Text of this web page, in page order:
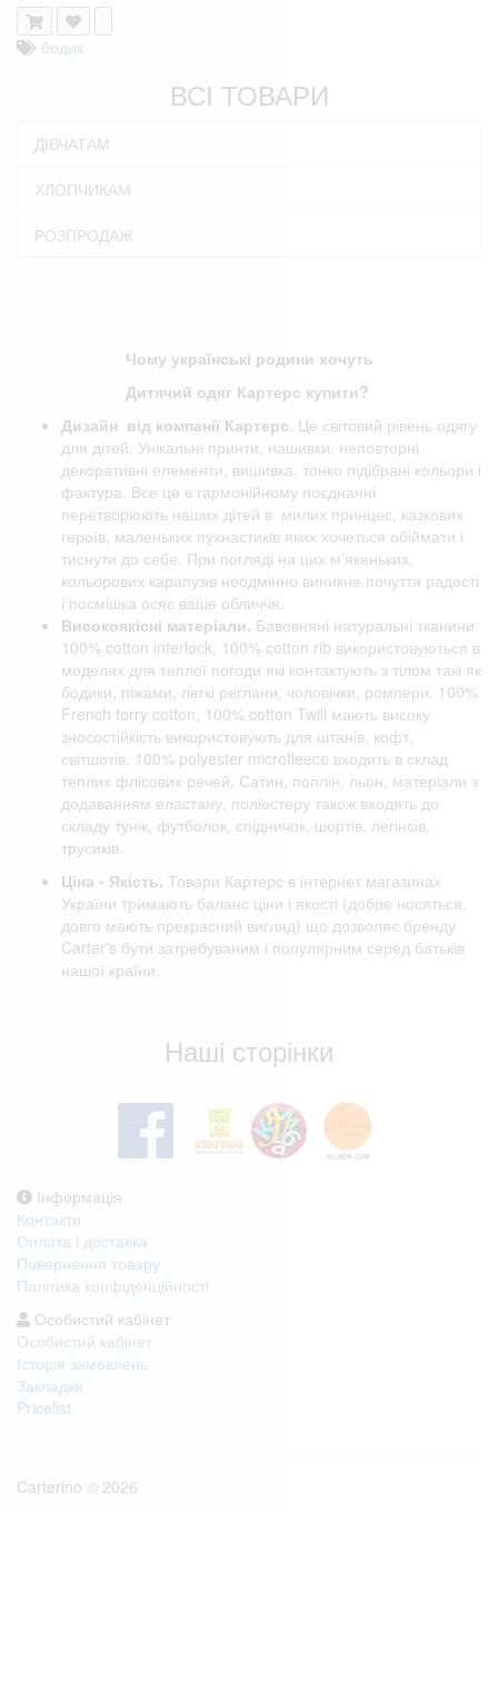
бодик
ВСІ ТОВАРИ
ДІВЧАТАМ
ХЛОПЧИКАМ
РОЗПРОДАЖ
Чому українські родини хочуть
Дитячий одяг Картерс купити?
Дизайн від компанії Картерс . Це світовий рівень одягу
для дітей. Унікальні принти, нашивки, неповторні
декоративні елементи, вишивка, тонко підібрані кольори і
фактура. Все це в гармонійному поєднанні
перетворюють наших дітей в милих принцес, казкових
героїв, маленьких пухнастиків яких хочеться обіймати і
тиснути до себе. При погляді на цих м'якеньких,
кольорових карапузів неодмінно виникне почуття радості
і посмішка осяє ваше обличчя.
Високоякісні матеріали. Бавовняні натуральні тканини
100% cotton interlock, 100% cotton rib використовуються в
моделях для теплої погоди які контактують з тілом такі як
бодики, піжами, легкі реглани, чоловічки, ромпери. 100%
French terry cotton, 100% cotton Twill мають високу
зносостійкість використовують для штанів, кофт,
світшотів. 100% polyester microfleece входить в склад
теплих флісових речей. Сатин, поплін, льон, матеріали з
додаванням еластану, поліестеру також входять до
складу тунік, футболок, спідничок, шортів, легінсів,
трусиків.
Ціна - Якість. Товари Картерс в інтернет магазинах
України тримають баланс ціни і якості (добре носяться,
довго мають прекрасний вигляд) що дозволяє бренду
Carter's бути затребуваним і популярним серед батьків
нашої країни.
Наші сторінки
Інформація
Контакти
Оплата і доставка
Повернення товару
Політика конфіденційності
Особистий кабінет
Особистий кабінет
Історія замовлень
Закладки
Pricelist
Carterino © 2026